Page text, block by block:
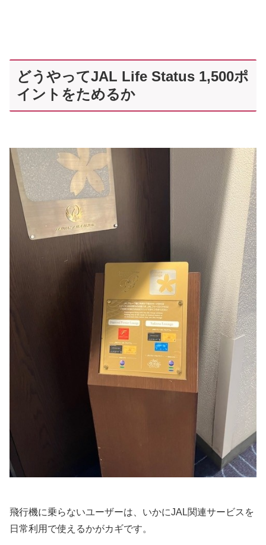
どうやってJAL Life Status 1,500ポ
イントをためるか
飛行機に乗らないユーザーは、いかにJAL関連サービスを
日常利用で使えるかがカギです。